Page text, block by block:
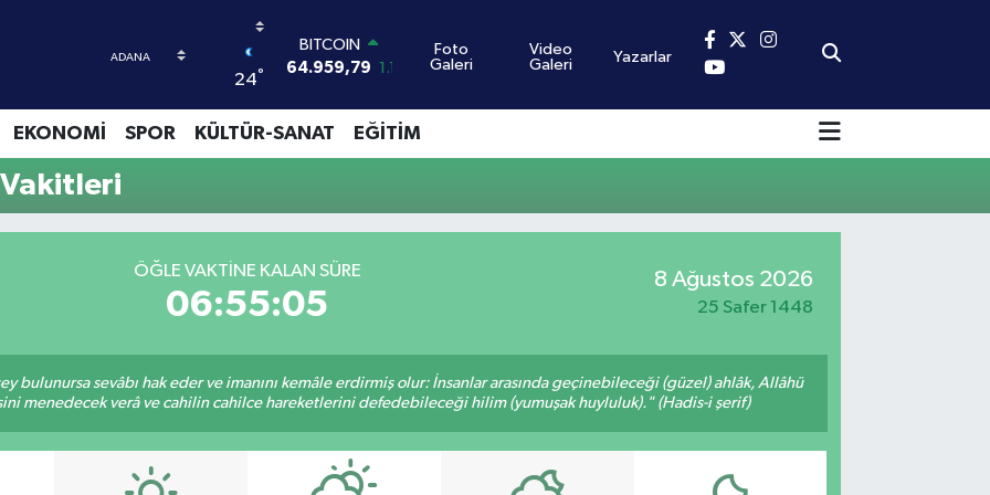
24°
BITCOIN
64.959,79 1.11
47,7436 0.18
EURO
55,2510 0.32
GRAM ALTIN
BİST100
13.779
Foto
Galeri
Video
Galeri
Yazarlar
EKONOMİ SPOR KÜLTÜR-SANAT EĞİTİM
ÖĞLE VAKTINE KALAN SÜRE
06:55:05
8 Ağustos 2026
25 Safer 1448
bulunursa sevâbı hak eder ve imanını kemâle erdirmiş olur: İnsanlar arasında geçinebileceği (güzel) ahlâk, Allâhü
menedecek verâ ve cahilin cahilce hareketlerini defedebileceği hilim (yumuşak huyluluk)." (Hadis-i şerif)